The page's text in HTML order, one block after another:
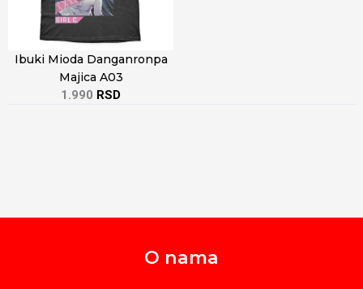
Ibuki Mioda Danganronpa
Majica A03
1.990 RSD
O nama